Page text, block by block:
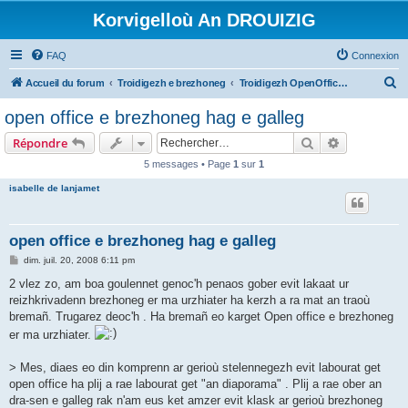
Korvigelloù An DROUIZIG
FAQ Connexion
Accueil du forum Troidigezh e brezhoneg Troidigezh OpenOffice.org e brezhoneg (1.1.x, 2.x ha 3.x)
open office e brezhoneg hag e galleg
Répondre Rechercher
5 messages • Page 1 sur 1
isabelle de lanjamet
open office e brezhoneg hag e galleg
M
s
a
g
dim. juil. 20, 2008 6:11 pm
2 vlez zo, am boa goulennet genoc'h penaos gober evit lakaat ur
reizhkrivadenn brezhoneg er ma urzhiater ha kerzh a ra mat an traoù
bremañ. Trugarez deoc'h . Ha bremañ eo karget Open office e brezhoneg
er ma urzhiater.
> Mes, diaes eo din komprenn ar gerioù stelennegezh evit labourat get
open office ha plij a rae labourat get "an diaporama" . Plij a rae ober an
dra-sen e galleg rak n'am eus ket amzer evit klask ar gerioù brezhoneg